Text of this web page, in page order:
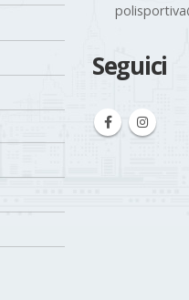
Seguici